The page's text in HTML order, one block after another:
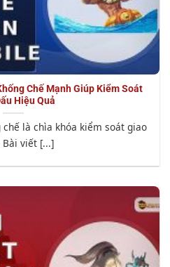
Chế Mạnh Giúp Kiểm Soát
Hiệu Quả
chế là chìa khóa kiểm soát giao
viết [...]